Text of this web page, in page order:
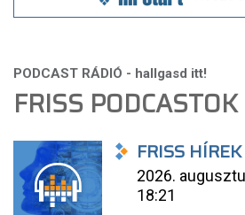
FRISS PODCASTOK
FRISS HÍREK
2026.
18:21